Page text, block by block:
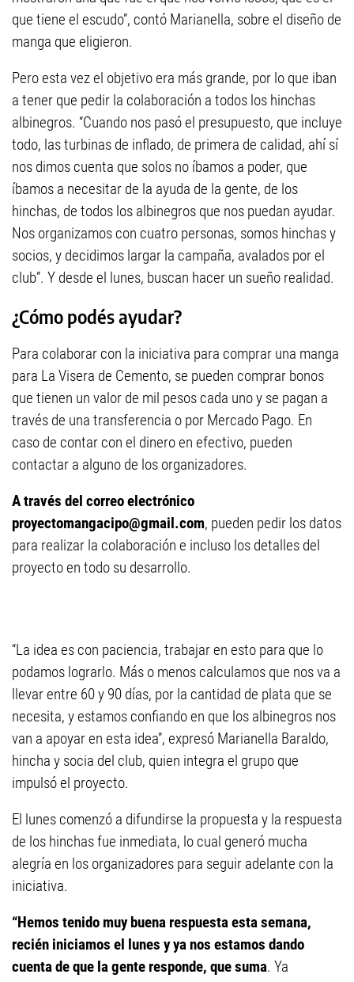
que tiene el escudo”, contó Marianella, sobre el diseño de
manga que eligieron.
Pero esta vez el objetivo era más grande, por lo que iban
a tener que pedir la colaboración a todos los hinchas
albinegros. “Cuando nos pasó el presupuesto, que incluye
todo, las turbinas de inflado, de primera de calidad, ahí sí
nos dimos cuenta que solos no íbamos a poder, que
íbamos a necesitar de la ayuda de la gente, de los
hinchas, de todos los albinegros que nos puedan ayudar.
Nos organizamos con cuatro personas, somos hinchas y
socios, y decidimos largar la campaña, avalados por el
club”. Y desde el lunes, buscan hacer un sueño realidad.
¿Cómo podés ayudar?
Para colaborar con la iniciativa para comprar una manga
para La Visera de Cemento, se pueden comprar bonos
que tienen un valor de mil pesos cada uno y se pagan a
través de una transferencia o por Mercado Pago. En
caso de contar con el dinero en efectivo, pueden
contactar a alguno de los organizadores.
A través del correo electrónico
proyectomangacipo@gmail.com, pueden pedir los datos
para realizar la colaboración e incluso los detalles del
proyecto en todo su desarrollo.
“La idea es con paciencia, trabajar en esto para que lo
podamos lograrlo. Más o menos calculamos que nos va a
llevar entre 60 y 90 días, por la cantidad de plata que se
necesita, y estamos confiando en que los albinegros nos
van a apoyar en esta idea”, expresó Marianella Baraldo,
hincha y socia del club, quien integra el grupo que
impulsó el proyecto.
El lunes comenzó a difundirse la propuesta y la respuesta
de los hinchas fue inmediata, lo cual generó mucha
alegría en los organizadores para seguir adelante con la
iniciativa.
“Hemos tenido muy buena respuesta esta semana,
recién iniciamos el lunes y ya nos estamos dando
cuenta de que la gente responde, que suma. Ya